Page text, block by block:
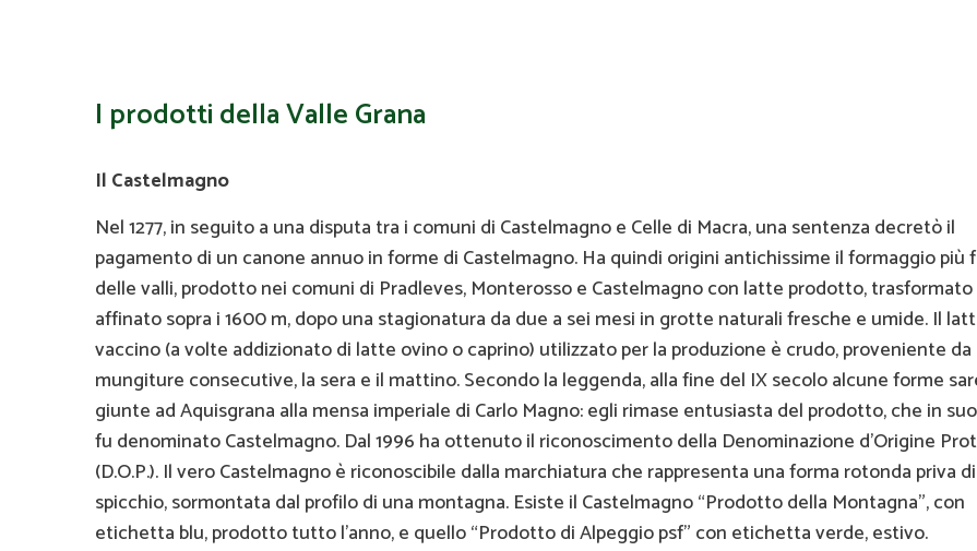
I prodotti della Valle Grana
Il Castelmagno
Nel 1277, in seguito a una disputa tra i comuni di Castelmagno e Celle di Macra, una sentenza decretò il
pagamento di un canone annuo in forme di Castelmagno. Ha quindi origini antichissime il formaggio più
delle valli, prodotto nei comuni di Pradleves, Monterosso e Castelmagno con latte prodotto, trasformato
affinato sopra i 1600 m, dopo una stagionatura da due a sei mesi in grotte naturali fresche e umide. Il
vaccino (a volte addizionato di latte ovino o caprino) utilizzato per la produzione è crudo, proveniente da
mungiture consecutive, la sera e il mattino. Secondo la leggenda, alla fine del IX secolo alcune forme
giunte ad Aquisgrana alla mensa imperiale di Carlo Magno: egli rimase entusiasta del prodotto, che in
fu denominato Castelmagno. Dal 1996 ha ottenuto il riconoscimento della Denominazione d’Origine
(D.O.P.). Il vero Castelmagno è riconoscibile dalla marchiatura che rappresenta una forma rotonda priva
spicchio, sormontata dal profilo di una montagna. Esiste il Castelmagno “Prodotto della Montagna”, con
etichetta blu, prodotto tutto l’anno, e quello “Prodotto di Alpeggio psf” con etichetta verde, estivo.